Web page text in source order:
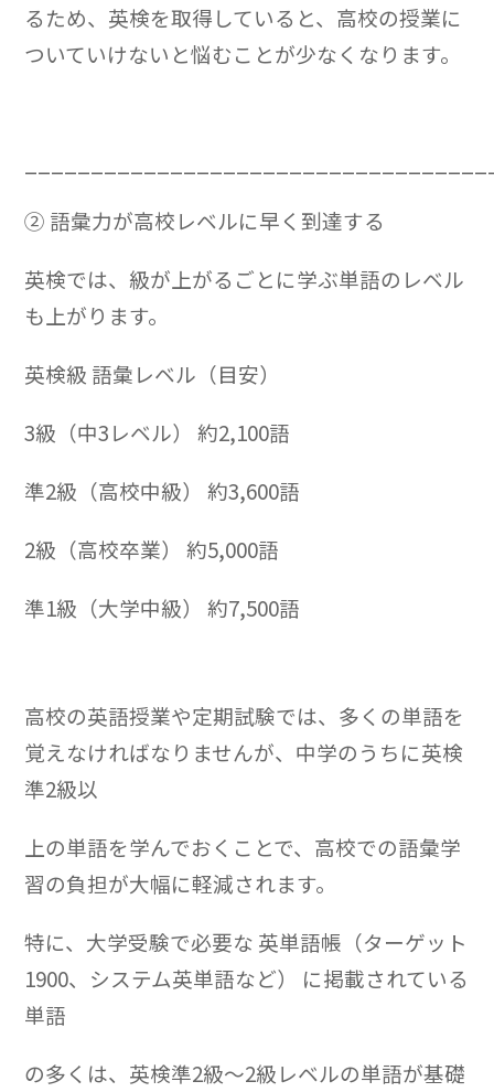
るため、英検を取得していると、高校の授業に
ついていけないと悩むことが少なくなります。
② 語彙力が高校レベルに早く到達する
英検では、級が上がるごとに学ぶ単語のレベル
も上がります。
英検級 語彙レベル（目安）
3級（中3レベル） 約2,100語
準2級（高校中級） 約3,600語
2級（高校卒業） 約5,000語
準1級（大学中級） 約7,500語
高校の英語授業や定期試験では、多くの単語を
覚えなければなりませんが、中学のうちに英検
準2級以
上の単語を学んでおくことで、高校での語彙学
習の負担が大幅に軽減されます。
特に、大学受験で必要な 英単語帳（ターゲット
1900、システム英単語など） に掲載されている
単語
の多くは、英検準2級～2級レベルの単語が基礎